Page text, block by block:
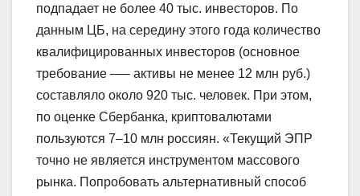
подпадает не более 40 тыс. инвесторов. По
данным ЦБ, на середину этого года количество
квалифицированных инвесторов (основное
требование —– активы не менее 12 млн руб.)
составляло около 920 тыс. человек. При этом,
по оценке Сбербанка, криптовалютами
пользуются 7–10 млн россиян. «Текущий ЭПР
точно не является инструментом массового
рынка. Попробовать альтернативный способ